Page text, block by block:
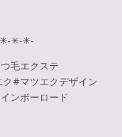
✳︎-✳︎-
毛エクステ
#マツエクデザイン
ンボーロード